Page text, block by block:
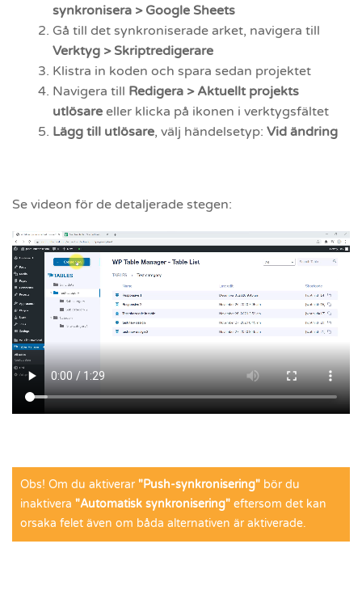
synkronisera > Google Sheets
Gå till det synkroniserade arket, navigera till
Verktyg > Skriptredigerare
Klistra in koden och spara sedan projektet
Navigera till Redigera > Aktuellt projekts
utlösare eller klicka på ikonen i verktygsfältet
Lägg till utlösare, välj händelsetyp: Vid ändring
Se videon för de detaljerade stegen:
Obs! Om du aktiverar"Push-synkronisering" bör du
inaktivera "Automatisk synkronisering" eftersom det kan
orsaka felet även om båda alternativen är aktiverade.